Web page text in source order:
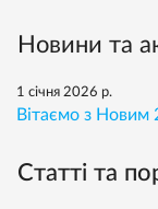
Новини та
1 січня 2026 р.
Вітаємо з Новим
Статті та